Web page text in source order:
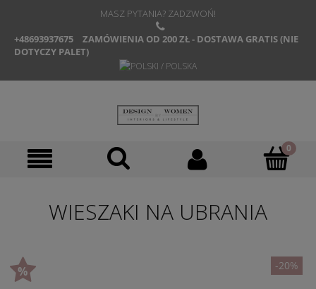
MASZ PYTANIA? ZADZWOŃ!
+48693937675
ZAMÓWIENIA OD 200 ZŁ - DOSTAWA GRATIS (NIE
DOTYCZY PALET)
WIESZAKI NA UBRANIA
-20%